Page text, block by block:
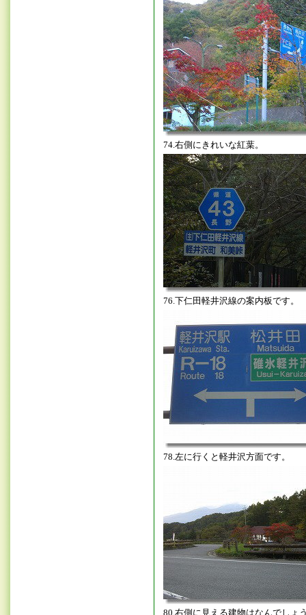
74.右側にきれいな紅葉。
76.下仁田軽井沢線の案内板です。
78.左に行くと軽井沢方面です。
80.右側に見える建物はなんでしょ